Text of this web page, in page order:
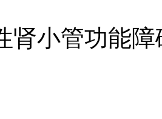
肾小管功能